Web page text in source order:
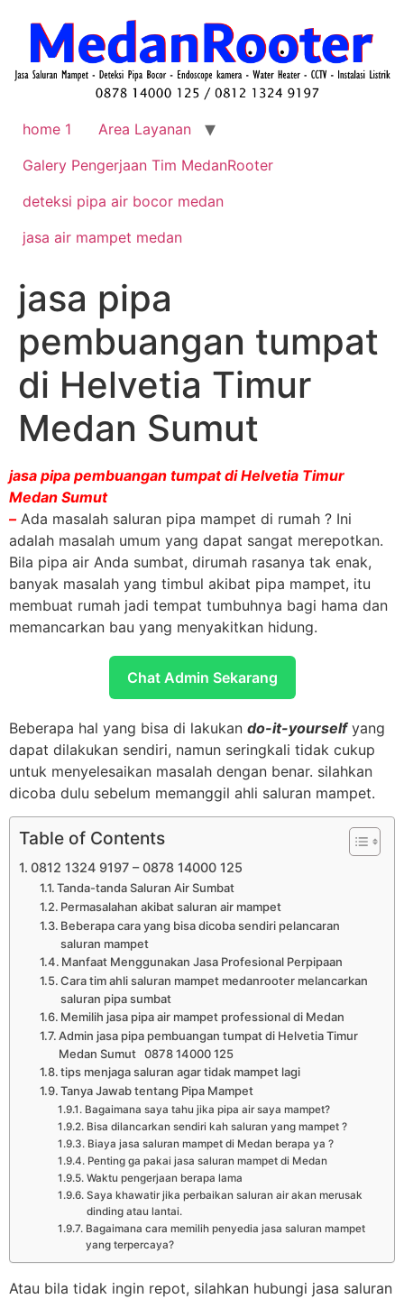
home 1
Area Layanan
Galery Pengerjaan Tim MedanRooter
deteksi pipa air bocor medan
jasa air mampet medan
jasa pipa
pembuangan tumpat
di Helvetia Timur
Medan Sumut
jasa pipa pembuangan tumpat di Helvetia Timur
Medan Sumut
–Ada masalah saluran pipa mampet di rumah ? Ini
adalah masalah umum yang dapat sangat merepotkan.
Bila pipa air Anda sumbat, dirumah rasanya tak enak,
banyak masalah yang timbul akibat pipa mampet, itu
membuat rumah jadi tempat tumbuhnya bagi hama dan
memancarkan bau yang menyakitkan hidung.
Chat Admin Sekarang
Beberapa hal yang bisa di lakukan do-it-yourselfyang
dapat dilakukan sendiri, namun seringkali tidak cukup
untuk menyelesaikan masalah dengan benar. silahkan
dicoba dulu sebelum memanggil ahli saluran mampet.
Table of Contents
0812 1324 9197 – 0878 14000 125
Tanda-tanda Saluran Air Sumbat
Permasalahan akibat saluran air mampet
Beberapa cara yang bisa dicoba sendiri pelancaran
saluran mampet
Manfaat Menggunakan Jasa Profesional Perpipaan
Cara tim ahli saluran mampet medanrooter melancarkan
saluran pipa sumbat
Memilih jasa pipa air mampet professional di Medan
Admin jasa pipa pembuangan tumpat di Helvetia Timur
Medan Sumut 0878 14000 125
tips menjaga saluran agar tidak mampet lagi
Tanya Jawab tentang Pipa Mampet
Bagaimana saya tahu jika pipa air saya mampet?
Bisa dilancarkan sendiri kah saluran yang mampet ?
Biaya jasa saluran mampet di Medan berapa ya ?
Penting ga pakai jasa saluran mampet di Medan
Waktu pengerjaan berapa lama
Saya khawatir jika perbaikan saluran air akan merusak
dinding atau lantai.
Bagaimana cara memilih penyedia jasa saluran mampet
yang terpercaya?
Atau bila tidak ingin repot, silahkan hubungi jasa saluran